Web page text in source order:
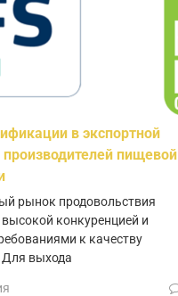
в экспортной
производителей пищевой
рынок продовольствия
высокой конкуренцией и
к качеству
Для выхода